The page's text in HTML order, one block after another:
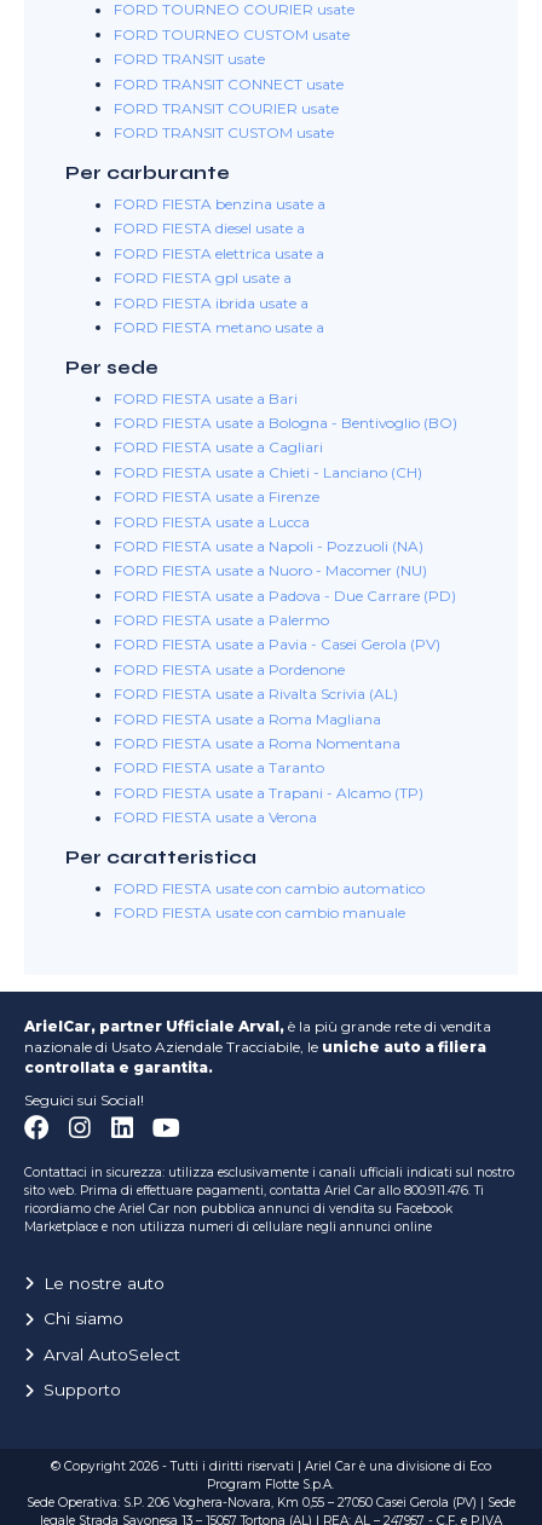
FORD TOURNEO COURIER usate
FORD TOURNEO CUSTOM usate
FORD TRANSIT usate
FORD TRANSIT CONNECT usate
FORD TRANSIT COURIER usate
FORD TRANSIT CUSTOM usate
Per carburante
FORD FIESTA benzina usate a
FORD FIESTA diesel usate a
FORD FIESTA elettrica usate a
FORD FIESTA gpl usate a
FORD FIESTA ibrida usate a
FORD FIESTA metano usate a
Per sede
FORD FIESTA usate a Bari
FORD FIESTA usate a Bologna - Bentivoglio (BO)
FORD FIESTA usate a Cagliari
FORD FIESTA usate a Chieti - Lanciano (CH)
FORD FIESTA usate a Firenze
FORD FIESTA usate a Lucca
FORD FIESTA usate a Napoli - Pozzuoli (NA)
FORD FIESTA usate a Nuoro - Macomer (NU)
FORD FIESTA usate a Padova - Due Carrare (PD)
FORD FIESTA usate a Palermo
FORD FIESTA usate a Pavia - Casei Gerola (PV)
FORD FIESTA usate a Pordenone
FORD FIESTA usate a Rivalta Scrivia (AL)
FORD FIESTA usate a Roma Magliana
FORD FIESTA usate a Roma Nomentana
FORD FIESTA usate a Taranto
FORD FIESTA usate a Trapani - Alcamo (TP)
FORD FIESTA usate a Verona
Per caratteristica
FORD FIESTA usate con cambio automatico
FORD FIESTA usate con cambio manuale
ArielCar, partner Ufficiale Arval, è la più grande rete di vendita
nazionale di Usato Aziendale Tracciabile, le uniche auto a filiera
controllata e garantita.
Seguici sui Social!
Contattaci in sicurezza: utilizza esclusivamente i canali ufficiali indicati sul nostro
sito web. Prima di effettuare pagamenti, contatta Ariel Car allo 800.911.476. Ti
ricordiamo che Ariel Car non pubblica annunci di vendita su Facebook
Marketplace e non utilizza numeri di cellulare negli annunci online
Le nostre auto
Chi siamo
Arval AutoSelect
Supporto
© Copyright 2026 - Tutti i diritti riservati | Ariel Car è una divisione di Eco
Program Flotte S.p.A.
Sede Operativa: S.P. 206 Voghera-Novara, Km 0,55 – 27050 Casei Gerola (PV) | Sede
legale Strada Savonesa 13 – 15057 Tortona (AL) | REA: AL – 247957 - C.F. e P.IVA